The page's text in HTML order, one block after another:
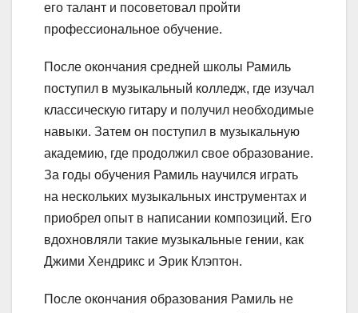
его талант и посоветовал пройти
профессиональное обучение.
После окончания средней школы Рамиль
поступил в музыкальный колледж, где изучал
классическую гитару и получил необходимые
навыки. Затем он поступил в музыкальную
академию, где продолжил свое образование.
За годы обучения Рамиль научился играть
на нескольких музыкальных инструментах и
приобрел опыт в написании композиций. Его
вдохновляли такие музыкальные гении, как
Джими Хендрикс и Эрик Клэптон.
После окончания образования Рамиль не